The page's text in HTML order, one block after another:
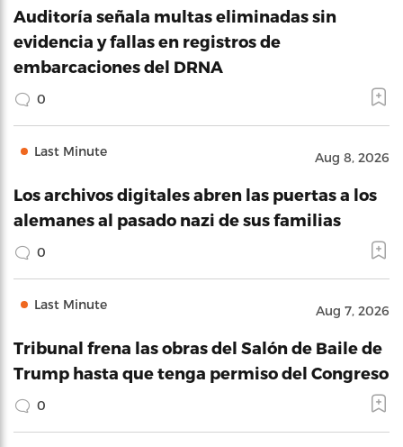
Auditoría señala multas eliminadas sin
evidencia y fallas en registros de
embarcaciones del DRNA
0
Last Minute Aug 8, 2026
Los archivos digitales abren las puertas a los
alemanes al pasado nazi de sus familias
0
Last Minute Aug 7, 2026
Tribunal frena las obras del Salón de Baile de
Trump hasta que tenga permiso del Congreso
0